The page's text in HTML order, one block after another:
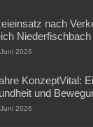
nach
2026
KonzeptVital:
und
2026